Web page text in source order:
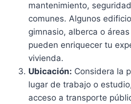
mantenimiento,
comunes. Algunos
gimnasio, alberca o
pueden enriquecer tu
vivienda.
Ubicación: Considera la
lugar de trabajo o
acceso a transporte